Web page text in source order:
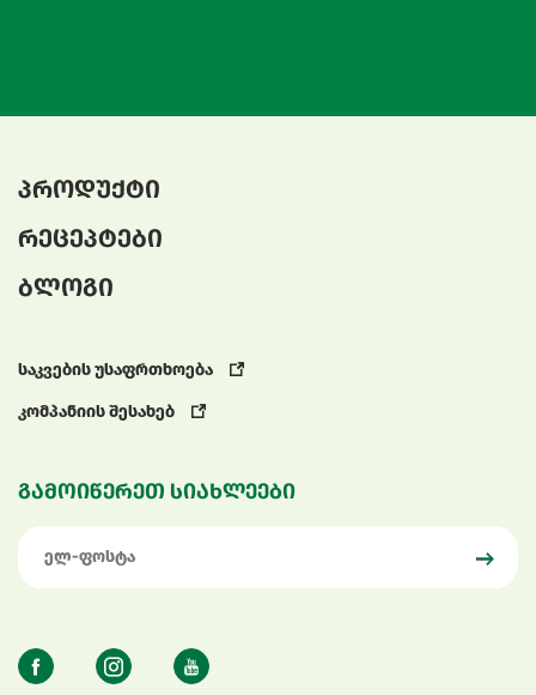
პროდუქტი
რეცეპტები
ბლოგი
საკვების უსაფრთხოება
კომპანიის შესახებ
გამოიწერეთ სიახლეები